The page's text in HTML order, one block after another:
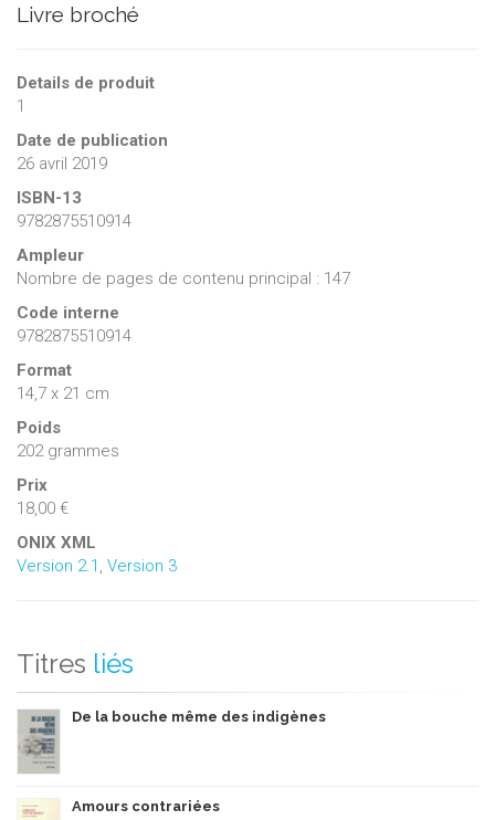
Livre broché
Details de produit
1
Date de publication
26 avril 2019
ISBN-13
9782875510914
Ampleur
Nombre de pages de contenu principal : 147
Code interne
9782875510914
Format
14,7 x 21 cm
Poids
202 grammes
Prix
18,00 €
ONIX XML
Version 2.1 Version 3
Titres liés
De la bouche même des indigènes
Amours contrariées